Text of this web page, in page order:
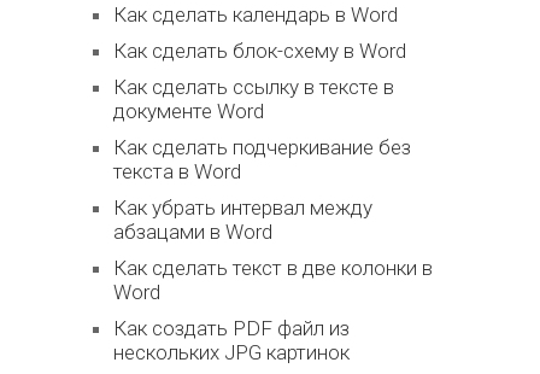
Как сделать календарь в Word
Как сделать блок-схему в Word
Как сделать ссылку в тексте в
документе Word
Как сделать подчеркивание без
текста в Word
Как убрать интервал между
абзацами в Word
Как сделать текст в две колонки в
Word
Как создать PDF файл из
нескольких JPG картинок